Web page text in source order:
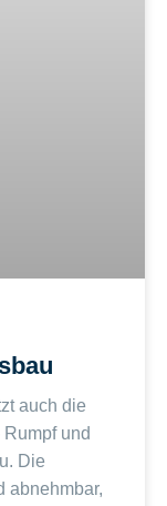
auch die
und
Die
abnehmbar,